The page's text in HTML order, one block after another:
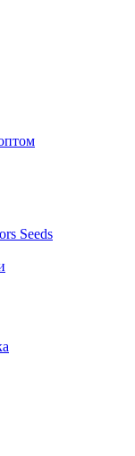
Seeds